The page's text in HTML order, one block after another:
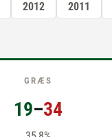
2012 2011
GRÆS
19–34